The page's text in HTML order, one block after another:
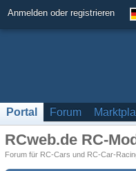
Anmelden oder registrieren
Portal Forum
RCweb.de RC-
Forum für RC-Cars und RC-Car-